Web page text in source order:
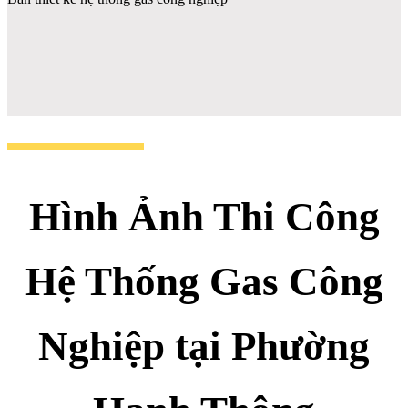
Hình Ảnh Thi Công
Hệ Thống Gas Công
Nghiệp tại Phường